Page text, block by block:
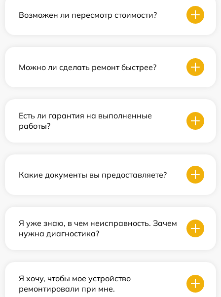
Возможен ли пересмотр стоимости?
Можно ли сделать ремонт быстрее?
Есть ли гарантия на выполненные
работы?
Какие документы вы предоставляете?
Я уже знаю, в чем неисправность. Зачем
нужна диагностика?
Я хочу, чтобы мое устройство
ремонтировали при мне.